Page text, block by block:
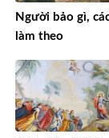
Người bảo gì,
làm theo